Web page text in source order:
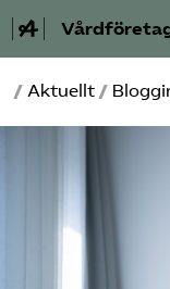
/ Aktuellt /